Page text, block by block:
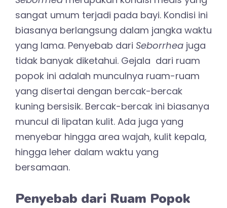
sangat umum terjadi pada bayi. Kondisi ini
biasanya berlangsung dalam jangka waktu
yang lama. Penyebab dari Seborrhea juga
tidak banyak diketahui. Gejala dari ruam
popok ini adalah munculnya ruam-ruam
yang disertai dengan bercak-bercak
kuning bersisik. Bercak-bercak ini biasanya
muncul di lipatan kulit. Ada juga yang
menyebar hingga area wajah, kulit kepala,
hingga leher dalam waktu yang
bersamaan.
Penyebab dari Ruam Popok